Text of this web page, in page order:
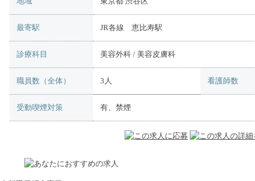
最寄駅 JR各線 恵比寿駅
診療科目 美容外科 / 美容皮膚科
職員数（全体） 3人 看護師数
受動喫煙対策 有、禁煙